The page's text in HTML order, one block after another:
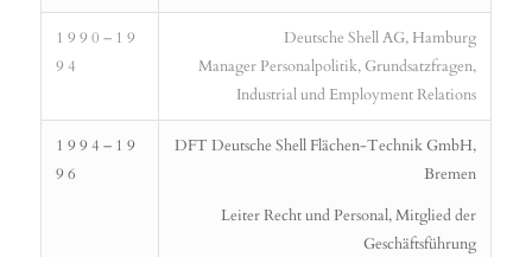
1 9 9 0 – 1 9
9 4
Deutsche Shell AG, Hamburg
Manager Personalpolitik, Grundsatzfragen,
Industrial und Employment Relations
1 9 9 4 – 1 9
9 6
DFT Deutsche Shell Flächen-Technik GmbH,
Bremen
Leiter Recht und Personal, Mitglied der
Geschäftsführung